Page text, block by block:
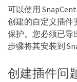
可以使用
创建的自定义插件
保护。您必须已导
步骤将其安装到
创建插件问